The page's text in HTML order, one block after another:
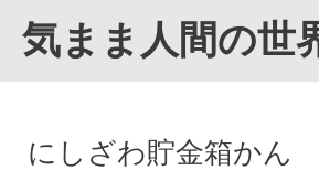
気まま人間の世
にしざわ貯金箱かん